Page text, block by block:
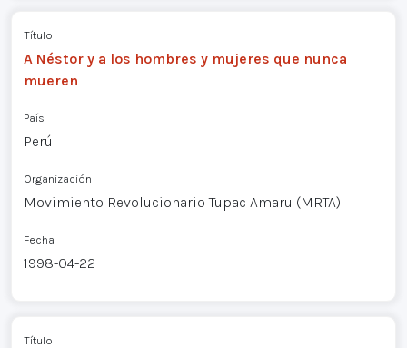
Título
A Néstor y a los hombres y mujeres que nunca
mueren
País
Perú
Organización
Movimiento Revolucionario Tupac Amaru (MRTA)
Fecha
1998-04-22
Título